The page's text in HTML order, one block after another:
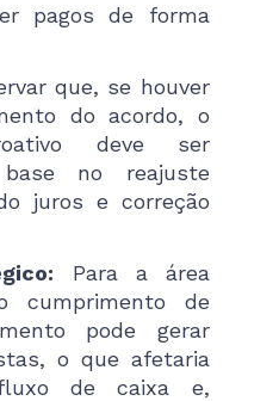
pagos de forma
que, se houver
do acordo, o
deve ser
no reajuste
juros e correção
Para a área
cumprimento de
pode gerar
o que afetaria
de caixa e,